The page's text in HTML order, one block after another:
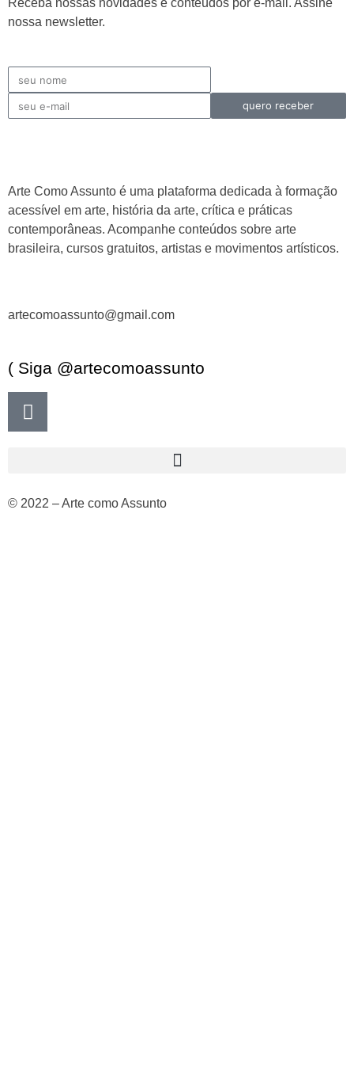
Receba nossas novidades e conteúdos por e-mail. Assine
nossa newsletter.
quero receber
Arte Como Assunto é uma plataforma dedicada à formação
acessível em arte, história da arte, crítica e práticas
contemporâneas. Acompanhe conteúdos sobre arte
brasileira, cursos gratuitos, artistas e movimentos artísticos.
artecomoassunto@gmail.com
( Siga @artecomoassunto
© 2022 – Arte como Assunto